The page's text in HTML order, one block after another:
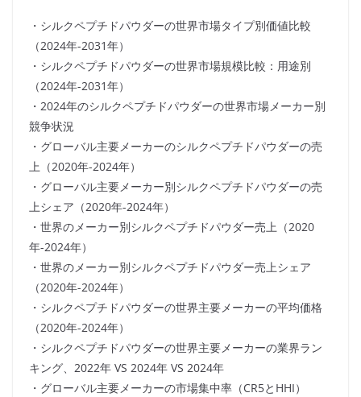
・シルクペプチドパウダーの世界市場タイプ別価値比較
（2024年-2031年）
・シルクペプチドパウダーの世界市場規模比較：用途別
（2024年-2031年）
・2024年のシルクペプチドパウダーの世界市場メーカー別
競争状況
・グローバル主要メーカーのシルクペプチドパウダーの売
上（2020年-2024年）
・グローバル主要メーカー別シルクペプチドパウダーの売
上シェア（2020年-2024年）
・世界のメーカー別シルクペプチドパウダー売上（2020
年-2024年）
・世界のメーカー別シルクペプチドパウダー売上シェア
（2020年-2024年）
・シルクペプチドパウダーの世界主要メーカーの平均価格
（2020年-2024年）
・シルクペプチドパウダーの世界主要メーカーの業界ラン
キング、2022年 VS 2024年 VS 2024年
・グローバル主要メーカーの市場集中率（CR5とHHI）